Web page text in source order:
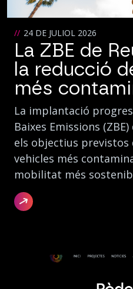
24 DE JULIOL 2026
La ZBE de
la reducció
més
La implantació
Baixes Emissions
els objectius previstos
vehicles més
mobilitat més